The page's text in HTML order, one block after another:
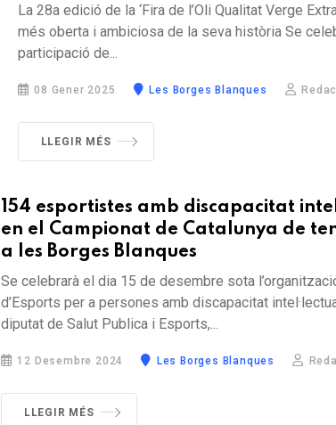
La 28a edició de la ‘Fira de l’Oli Qualitat Verge
més oberta i ambiciosa de la seva història Se
participació de...
08 Gener 2025 Les Borges Blanques
LLEGIR MÉS
154 esportistes amb discapacitat
en el Campionat de Catalunya de
a les Borges Blanques
Se celebrarà el dia 15 de desembre sota
d’Esports per a persones amb discapacitat
diputat de Salut Publica i Esports,...
12 Desembre 2024 Les Borges Blanques
LLEGIR MÉS